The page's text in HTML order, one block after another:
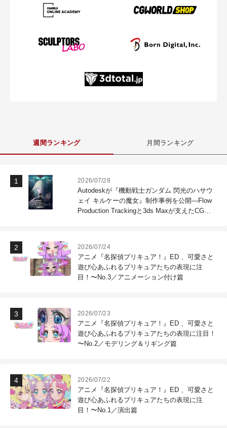
週間ランキング 月間ランキング
2026/07/28
Autodeskが『機動戦士ガンダム 閃光のハサウ
ェイ キルケーの魔女』制作事例を公開―Flow
Production Trackingと3ds Maxが支えたCG制
2026/07/24
アニメ『名探偵プリキュア！』ED 、可愛さと
遊び心あふれるプリキュアたちの表現に注
目！〜No.3／アニメーション付け篇
2026/07/23
アニメ『名探偵プリキュア！』ED 、可愛さと
遊び心あふれるプリキュアたちの表現に注目！
〜No.2／モデリング＆リギング篇
2026/07/22
アニメ『名探偵プリキュア！』ED 、可愛さと
遊び心あふれるプリキュアたちの表現に注
目！〜No.1／演出篇